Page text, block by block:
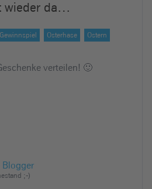
wieder da…
Gewinnspiel Osterhase Ostern
verteilen! 🙂
Blogger
;-)